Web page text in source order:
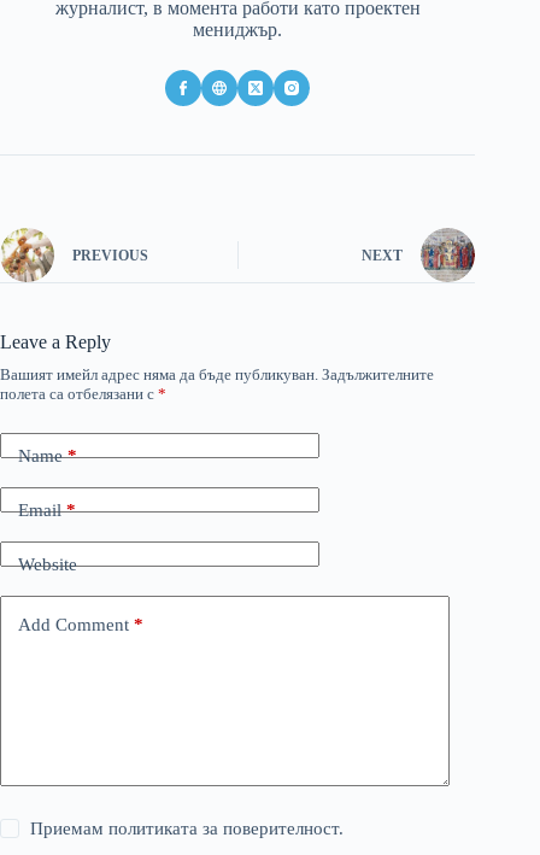
журналист, в момента работи като проектен
мениджър.
PREVIOUS NEXT
Leave a Reply
Вашият имейл адрес няма да бъде публикуван. Задължителните
полета са отбелязани с *
Name*
Email*
Website
Add Comment *
Приемам политиката за поверителност.